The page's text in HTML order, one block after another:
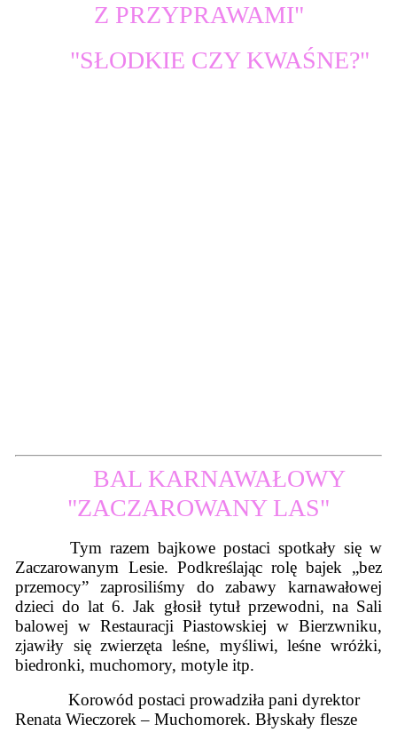
Z PRZYPRAWAMI"
"SŁODKIE CZY KWAŚNE?"
BAL KARNAWAŁOWY
"ZACZAROWANY LAS"
Tym razem bajkowe postaci spotkały się w
Zaczarowanym Lesie. Podkreślając rolę bajek „bez
przemocy” zaprosiliśmy do zabawy karnawałowej
dzieci do lat 6. Jak głosił tytuł przewodni, na Sali
balowej w Restauracji Piastowskiej w Bierzwniku,
zjawiły się zwierzęta leśne, myśliwi, leśne wróżki,
biedronki, muchomory, motyle itp.
Korowód postaci prowadziła pani dyrektor
Renata Wieczorek – Muchomorek. Błyskały flesze